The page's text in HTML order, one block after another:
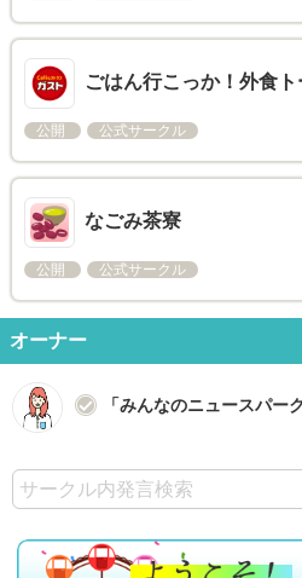
ごはん行こっか！外食ト
公開 公式サークル
なごみ茶寮
公開 公式サークル
オーナー
「みんなのニュースパー